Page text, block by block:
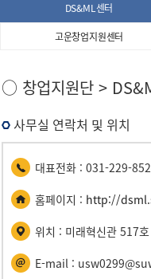
DS&ML센터
고운창업지원센터
창
지
원
단
DS&ML
터
○ 창업지원단 >
사무실 연락처 및 위치
대표전화 : 031-229-
홈페이지 : http://
위치 : 미래혁신관 517
E-mail :